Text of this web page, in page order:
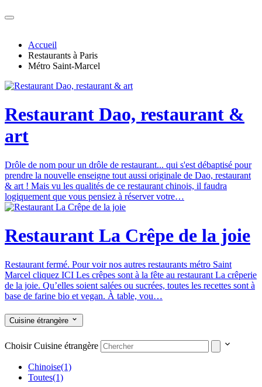
Accueil
Restaurants à Paris
Métro Saint-Marcel
Restaurant Dao, restaurant &
art
Drôle de nom pour un drôle de restaurant... qui s'est débaptisé pour
prendre la nouvelle enseigne tout aussi originale de Dao, restaurant
& art ! Mais vu les qualités de ce restaurant chinois, il faudra
logiquement que vous pensiez à réserver votre…
Restaurant La Crêpe de la joie
Restaurant fermé. Pour voir nos autres restaurants métro Saint
Marcel cliquez ICI Les crêpes sont à la fête au restaurant La crêperie
de la joie. Qu’elles soient salées ou sucrées, toutes les recettes sont à
base de farine bio et vegan. À table, vou…
Cuisine étrangère
Choisir Cuisine étrangère
Chinoise(1)
Toutes(1)